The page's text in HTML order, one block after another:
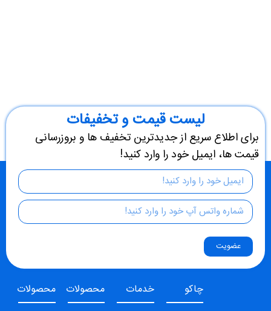
لیست قیمت و تخفیفات
برای اطلاع سریع از جدیدترین تخفیف ها و بروزرسانی
قیمت ها، ایمیل خود را وارد کنید!
عضویت
چاکو خدمات محصولات محصولات